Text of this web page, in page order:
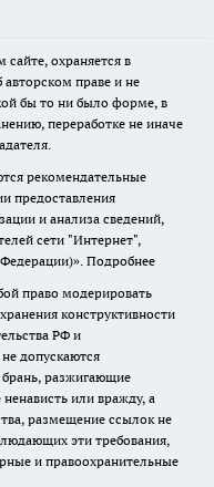
охраняется в
авторском праве и не
бы то ни было форме, в
переработке не иначе
рекомендательные
предоставления
и анализа сведений,
сети "Интернет",
Подробнее
право модерировать
конструктивности
РФ и
допускаются
разжигающие
или вражду, а
размещение ссылок не
эти требования,
и правоохранительные